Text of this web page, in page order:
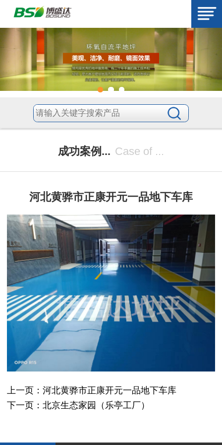
成功案例... Case of ...
河北黄骅市正康开元一品地下车库
上一页： 河北黄骅市正康开元一品地下车库
下一页： 北京生态家园（乐亭工厂）